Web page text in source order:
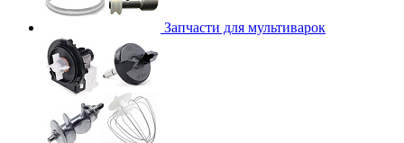
Запчасти для мультиварок